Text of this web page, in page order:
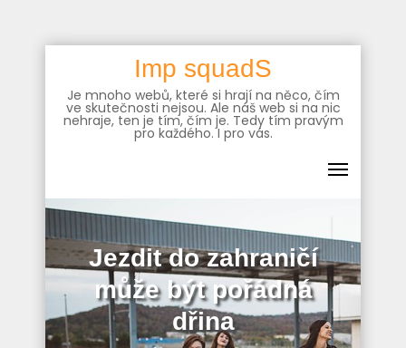
content
Imp squadS
Je mnoho webů, které si hrají na něco, čím
ve skutečnosti nejsou. Ale náš web si na nic
nehraje, ten je tím, čím je. Tedy tím pravým
pro každého. I pro vás.
Jezdit do zahraničí
může být pořádná
dřina